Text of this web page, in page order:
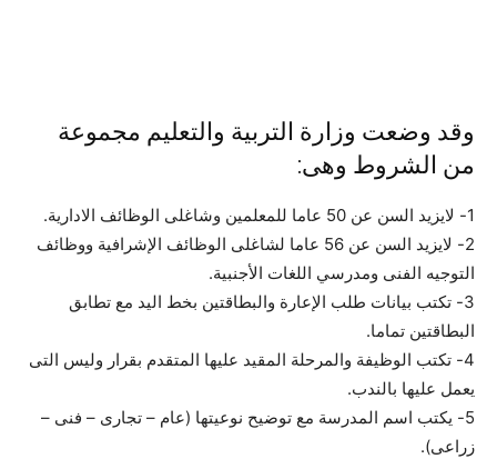
وقد وضعت وزارة التربية والتعليم مجموعة
من الشروط وهى:
1- لايزيد السن عن 50 عاما للمعلمين وشاغلى الوظائف الادارية.
2- لايزيد السن عن 56 عاما لشاغلى الوظائف الإشرافية ووظائف
التوجيه الفنى ومدرسي اللغات الأجنبية.
3- تكتب بيانات طلب الإعارة والبطاقتين بخط اليد مع تطابق
البطاقتين تماما.
4- تكتب الوظيفة والمرحلة المقيد عليها المتقدم بقرار وليس التى
يعمل عليها بالندب.
5- يكتب اسم المدرسة مع توضيح نوعيتها (عام – تجارى – فنى –
زراعى).